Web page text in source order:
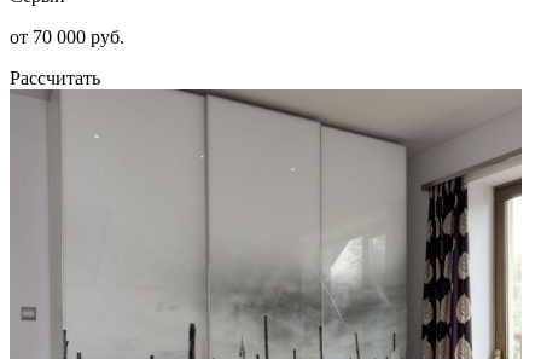
от 70 000 руб.
Рассчитать